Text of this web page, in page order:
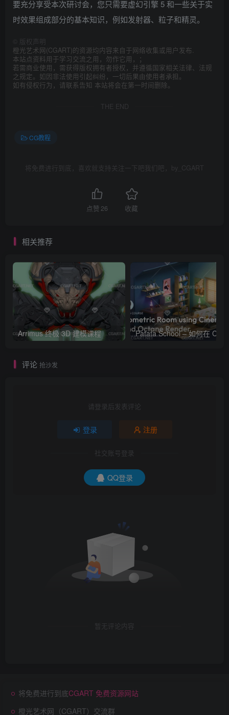
要充分享受本次研讨会，您只需要虚幻引擎 5 和一些关于实
时效果组成部分的基本知识，例如发射器、粒子和精灵。
版权声明
橙光艺术网(CGART)的资源均内容来自于网络收集或用户发布.
本站点资料用于学习交流之用，勿作它用，；
若需商业使用，需获得版权拥有者授权，并遵循国家相关法律、法规
之规定。如因非法使用引起纠纷，一切后果由使用者承担。
如有侵权行为，请联系告知 本站将会在第一时间删除。
THE END
CG教程
将免费进行到底，喜欢就支持关注一下吧我们吧，by_CGART
点赞26 收藏
相关推荐
Arrimus 终极 3D 建模课程
评论 抢沙发
请登录后发表评论
登录 注册
社交账号登录
QQ登录
暂无评论内容
将免费进行到底CGART 免费资源网站
橙光艺术网（CGART）交流群